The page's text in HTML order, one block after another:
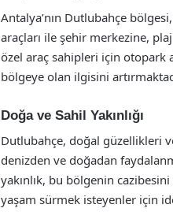
Antalya’nın Dutlubahçe
araçları ile şehir merkezine,
özel araç sahipleri için otopark
bölgeye olan ilgisini
Doğa ve Sahil Yakınlığı
Dutlubahçe, doğal güzellikleri
denizden ve doğadan
yakınlık, bu bölgenin
yaşam sürmek isteyenler için